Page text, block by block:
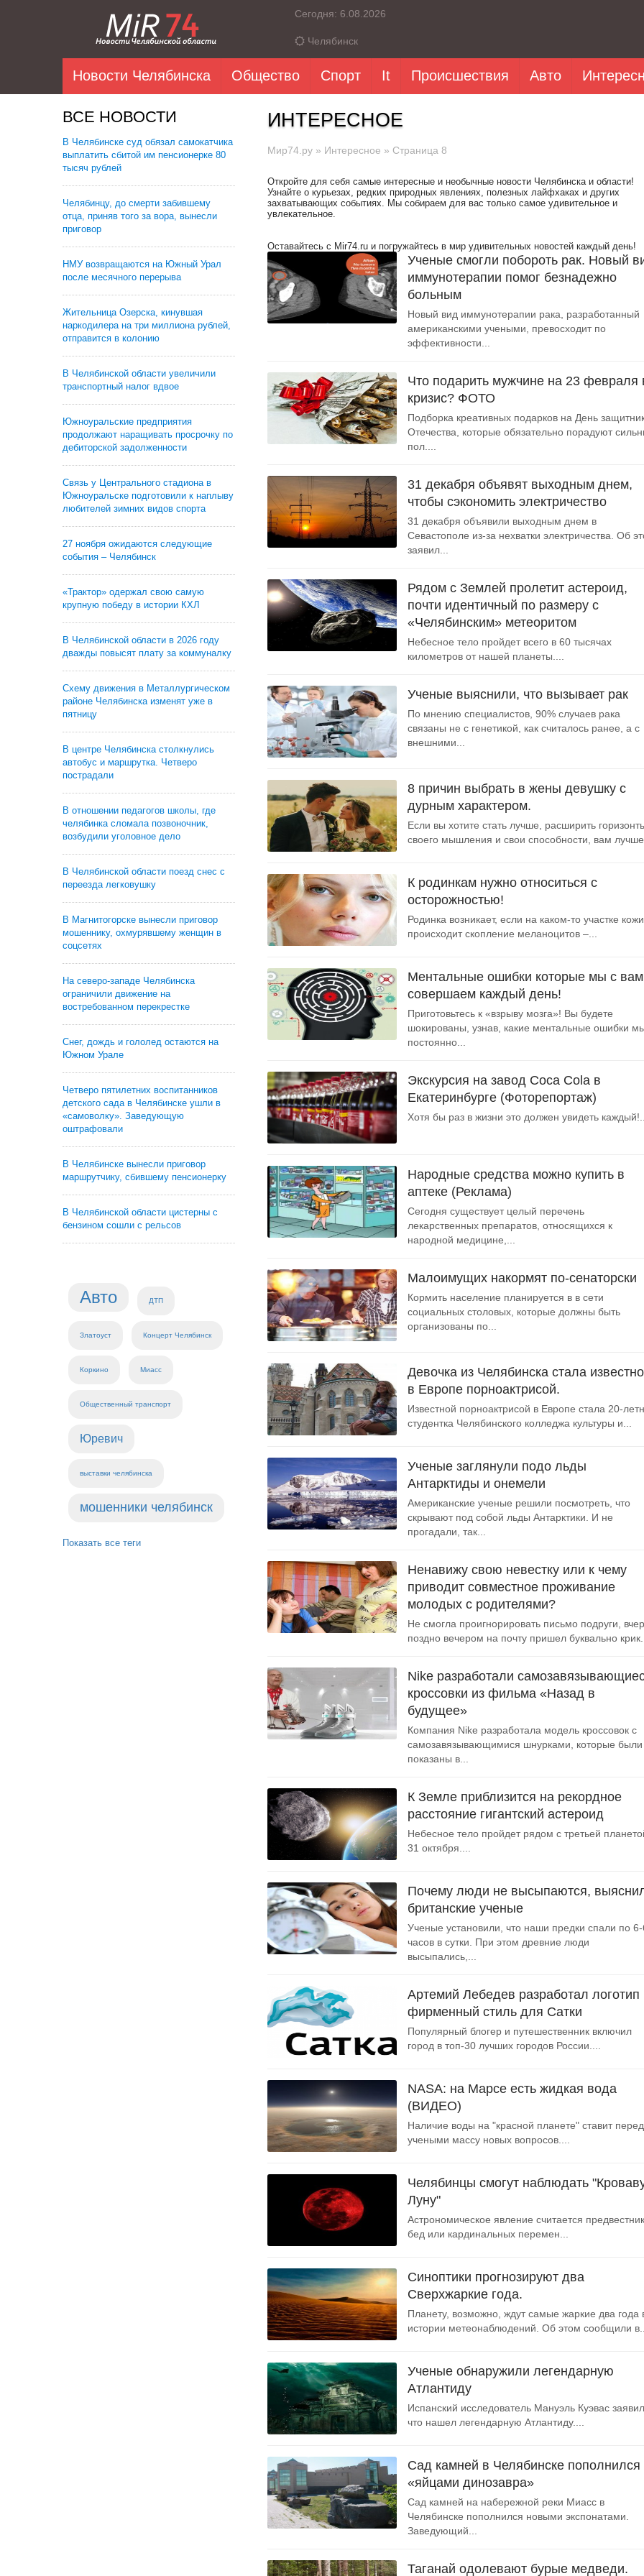
Сегодня: 6.08.2026
Челябинск
Новости Челябинска Общество Спорт It Происшествия Авто
ВСЕ НОВОСТИ
В Челябинске суд обязал самокатчика
выплатить сбитой им пенсионерке 80
тысяч рублей
Челябинцу, до смерти забившему
отца, приняв того за вора, вынесли
приговор
НМУ возвращаются на Южный Урал
после месячного перерыва
Жительница Озерска, кинувшая
наркодилера на три миллиона рублей,
отправится в колонию
В Челябинской области увеличили
транспортный налог вдвое
Южноуральские предприятия
продолжают наращивать просрочку по
дебиторской задолженности
Связь у Центрального стадиона в
Южноуральске подготовили к наплыву
любителей зимних видов спорта
27 ноября ожидаются следующие
события – Челябинск
«Трактор» одержал свою самую
крупную победу в истории КХЛ
В Челябинской области в 2026 году
дважды повысят плату за коммуналку
Схему движения в Металлургическом
районе Челябинска изменят уже в
пятницу
В центре Челябинска столкнулись
автобус и маршрутка. Четверо
пострадали
В отношении педагогов школы, где
челябинка сломала позвоночник,
возбудили уголовное дело
В Челябинской области поезд снес с
переезда легковушку
В Магнитогорске вынесли приговор
мошеннику, охмурявшему женщин в
соцсетях
На северо-западе Челябинска
ограничили движение на
востребованном перекрестке
Снег, дождь и гололед остаются на
Южном Урале
Четверо пятилетних воспитанников
детского сада в Челябинске ушли в
«самоволку». Заведующую
оштрафовали
В Челябинске вынесли приговор
маршрутчику, сбившему пенсионерку
В Челябинской области цистерны с
бензином сошли с рельсов
Авто ДТП
Златоуст Концерт Челябинск
Коркино Миасс
Общественный транспорт
Юревич
выставки челябинска
мошенники челябинск
Показать все теги
ИНТЕРЕСНОЕ
Мир74.ру » Интересное » Страница 8
Откройте для себя самые интересные и необычные новости Челябинска и области!
Узнайте о курьезах, редких природных явлениях, полезных лайфхаках и других
захватывающих событиях. Мы собираем для вас только самое удивительное и
увлекательное.
Оставайтесь с Mir74.ru и погружайтесь в мир удивительных новостей каждый день!
Ученые смогли побороть рак. Новый
иммунотерапии помог безнадежно
больным
Новый вид иммунотерапии рака, разработанный
американскими учеными, превосходит по
эффективности...
Что подарить мужчине на 23 февраля
кризис? ФОТО
Подборка креативных подарков на День
Отечества, которые обязательно порадуют
пол....
31 декабря объявят выходным днем,
чтобы сэкономить электричество
31 декабря объявили выходным днем в
Севастополе из-за нехватки электричества. Об
заявил...
Рядом с Землей пролетит астероид,
почти идентичный по размеру с
«Челябинским» метеоритом
Небесное тело пройдет всего в 60 тысячах
километров от нашей планеты....
Ученые выяснили, что вызывает рак
По мнению специалистов, 90% случаев рака
связаны не с генетикой, как считалось ранее, а с
внешними...
8 причин выбрать в жены девушку с
дурным характером.
Если вы хотите стать лучше, расширить
своего мышления и свои способности, вам
К родинкам нужно относиться с
осторожностью!
Родинка возникает, если на каком-то участке кожи
происходит скопление меланоцитов –...
Ментальные ошибки которые мы с
совершаем каждый день!
Приготовьтесь к «взрыву мозга»! Вы будете
шокированы, узнав, какие ментальные ошибки
постоянно...
Экскурсия на завод Coca Cola в
Екатеринбурге (Фоторепортаж)
Хотя бы раз в жизни это должен увидеть
Народные средства можно купить в
аптеке (Реклама)
Сегодня существует целый перечень
лекарственных препаратов, относящихся к
народной медицине,...
Малоимущих накормят по-сенаторски
Кормить население планируется в в сети
социальных столовых, которые должны быть
организованы по...
Девочка из Челябинска стала
в Европе порноактрисой.
Известной порноактрисой в Европе стала 20-
студентка Челябинского колледжа культуры и...
Ученые заглянули подо льды
Антарктиды и онемели
Американские ученые решили посмотреть, что
скрывают под собой льды Антарктики. И не
прогадали, так...
Ненавижу свою невестку или к чему
приводит совместное проживание
молодых с родителями?
Не смогла проигнорировать письмо подруги,
поздно вечером на почту пришел буквально
Nike разработали
кроссовки из фильма «Назад в
будущее»
Компания Nike разработала модель кроссовок с
самозавязывающимися шнурками, которые были
показаны в...
К Земле приблизится на рекордное
расстояние гигантский астероид
Небесное тело пройдет рядом с третьей
31 октября....
Почему люди не высыпаются,
британские ученые
Ученые установили, что наши предки спали по
часов в сутки. При этом древние люди
высыпались,...
Артемий Лебедев разработал логотип
фирменный стиль для Сатки
Популярный блогер и путешественник включил
город в топ-30 лучших городов России....
NASA: на Марсе есть жидкая вода
(ВИДЕО)
Наличие воды на "красной планете" ставит перед
учеными массу новых вопросов....
Челябинцы смогут наблюдать
Луну"
Астрономическое явление считается
бед или кардинальных перемен...
Синоптики прогнозируют два
Сверхжаркие года.
Планету, возможно, ждут самые жаркие два года
истории метеонаблюдений. Об этом сообщили
Ученые обнаружили легендарную
Атлантиду
Испанский исследователь Мануэль Куэвас
что нашел легендарную Атлантиду....
Сад камней в Челябинске пополнился
«яйцами динозавра»
Сад камней на набережной реки Миасс в
Челябинске пополнился новыми экспонатами.
Заведующий...
Таганай одолевают бурые медведи.